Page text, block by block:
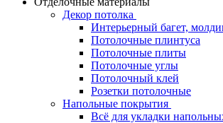
Декор потолка
Интерьерный багет,
Потолочные плинтуса
Потолочные плиты
Потолочные углы
Потолочный клей
Розетки потолочные
Напольные покрытия
Всё для укладки